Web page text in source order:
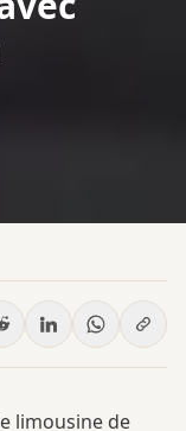
limousine de